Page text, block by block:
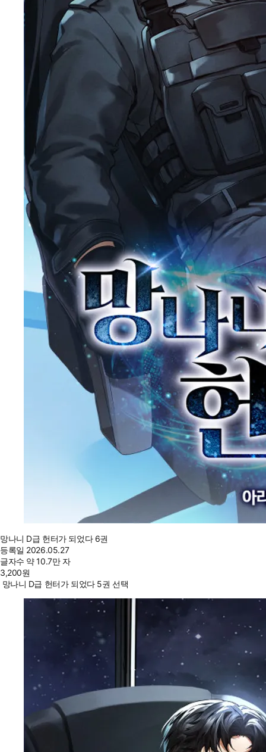
망나니 D급 헌터가 되었다 6권
등록일 2026.05.27
글자수 약 10.7만 자
3,200원
망나니 D급 헌터가 되었다 5권 선택